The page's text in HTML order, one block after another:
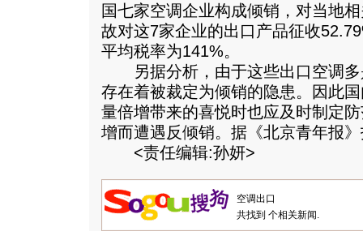
国七家空调企业构成倾销，对当地
故对这7家企业的出口产品征收
平均税率为141%。
另据分析，由于这些出口空调多
存在着被裁定为倾销的隐患。因此
量倍增带来的喜悦时也应及时制定
增而遭遇反倾销。据《北京青年报
<责任编辑:孙妍>
共找到 个相关新闻.